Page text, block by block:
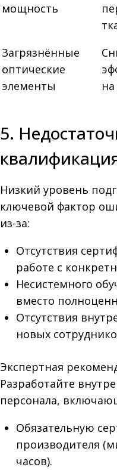
мощность
Загрязнённые
оптические
элементы
на
5.
Низкий уровень
ключевой фактор
из-за:
Отсутствия
работе с
Несистемного
вместо
Отсутствия
новых
Экспертная
Разработайте
персонала,
Обязательную
производителя
часов).